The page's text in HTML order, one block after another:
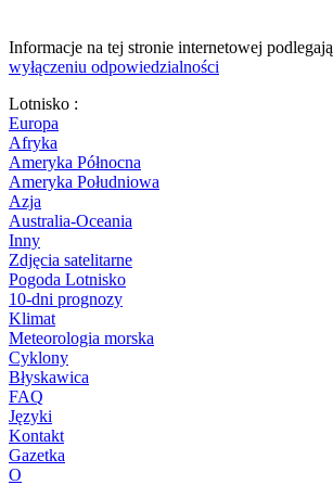
Informacje na tej stronie internetowej podlegają
wyłączeniu odpowiedzialności
Lotnisko :
Europa
Afryka
Ameryka Północna
Ameryka Południowa
Azja
Australia-Oceania
Inny
Zdjęcia satelitarne
Pogoda Lotnisko
10-dni prognozy
Klimat
Meteorologia morska
Cyklony
Błyskawica
FAQ
Języki
Kontakt
Gazetka
O